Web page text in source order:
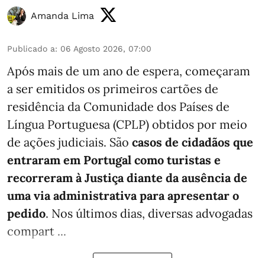
Amanda Lima
Publicado a: 06 Agosto 2026, 07:00
Após mais de um ano de espera, começaram
a ser emitidos os primeiros cartões de
residência da Comunidade dos Países de
Língua Portuguesa (CPLP) obtidos por meio
de ações judiciais. São casos de cidadãos que
entraram em Portugal como turistas e
recorreram à Justiça diante da ausência de
uma via administrativa para apresentar o
pedido. Nos últimos dias, diversas advogadas
compart ...